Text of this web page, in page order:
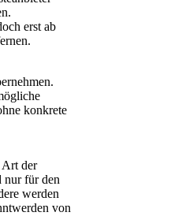
erst ab
konkrete
Art der
nur für den
werden
von